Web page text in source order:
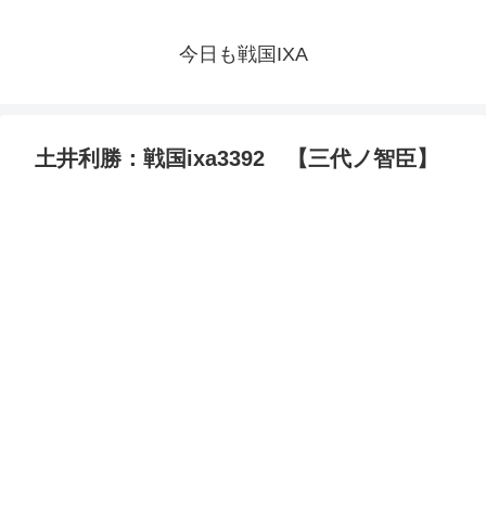
今日も戦国IXA
土井利勝：戦国ixa3392 【三代ノ智臣】